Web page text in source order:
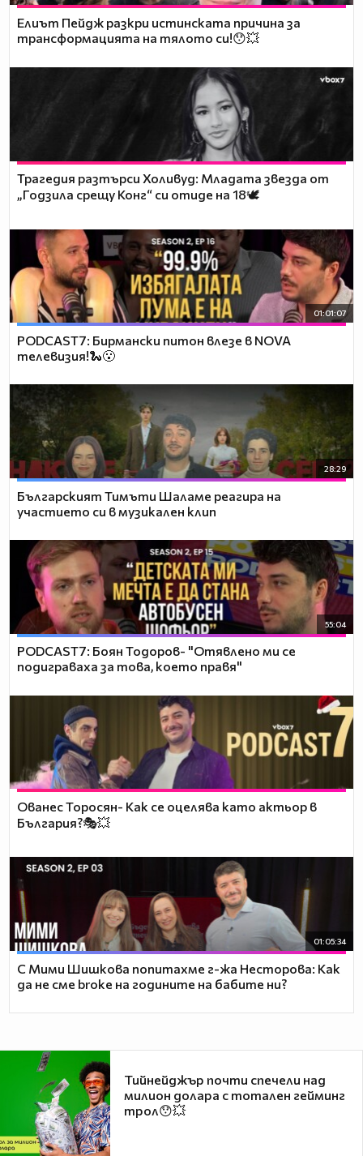
Елиът Пейдж разкри истинската причина за
трансформацията на тялото си!😯💥
Трагедия разтърси Холивуд: Младата звезда от
„Годзила срещу Конг“ си отиде на 18🕊️
01:01:07
PODCAST7: Бирмански питон влезе в NOVA
телевизия!🐍😮
28:29
Българският Тимъти Шаламе реагира на
участието си в музикален клип
55:04
PODCAST7: ‪Боян Тодоров- "Отявлено ми се
подиграваха за това, което правя"
Ованес Торосян- Как се оцелява като актьор в
България?🎭💥
01:05:34
С Мими Шишкова попитахме г-жа Несторова: Как
да не сме broke на годините на бабите ни?
Тийнейджър почти спечели над
милион долара с тотален гейминг
трол😯💥